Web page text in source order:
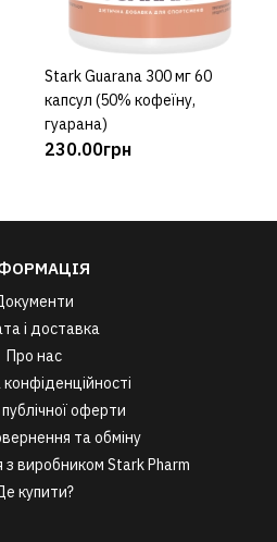
КУПИТИ
Stark Guarana 300 мг 60
капсул (50% кофеїну,
гуарана)
230.00грн
і доставка
Про нас
оферти
та обміну
з виробником Stark Pharm
купити?